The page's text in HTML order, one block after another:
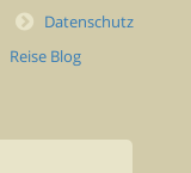
Datenschutz
Reise Blog